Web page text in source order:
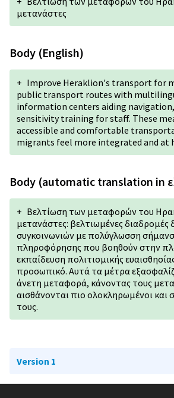
μετανάστες
Body (English)
+ Improve Heraklion's transport for
public transport routes with
information centers aiding
sensitivity training for staff. These
accessible and comfortable
migrants feel more integrated and at
Body (automatic translation in
+ Βελτίωση των μεταφορών του
μετανάστες: βελτιωμένες διαδρομές
συγκοινωνιών με πολύγλωσση
πληροφόρησης που βοηθούν στην
εκπαίδευση πολιτισμικής
προσωπικό. Αυτά τα μέτρα
άνετη μεταφορά, κάνοντας τους
αισθάνονται πιο ολοκληρωμένοι και
τους.
Version 1